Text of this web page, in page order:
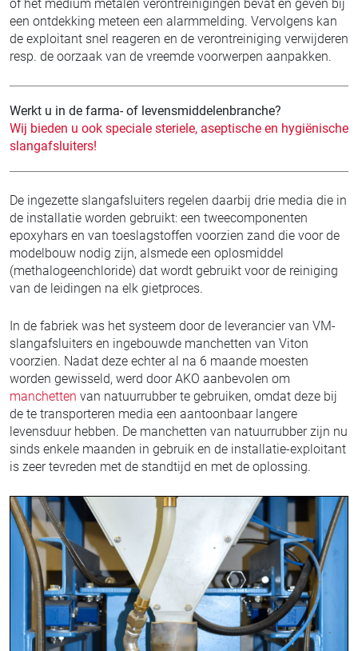
of het medium metalen verontreinigingen bevat en geven bij
een ontdekking meteen een alarmmelding. Vervolgens kan
de exploitant snel reageren en de verontreiniging verwijderen
resp. de oorzaak van de vreemde voorwerpen aanpakken.
Werkt u in de farma- of levensmiddelenbranche?
Wij bieden u ook speciale steriele, aseptische en hygiënische
slangafsluiters!
De ingezette slangafsluiters regelen daarbij drie media die in
de installatie worden gebruikt: een tweecomponenten
epoxyhars en van toeslagstoffen voorzien zand die voor de
modelbouw nodig zijn, alsmede een oplosmiddel
(methalogeenchloride) dat wordt gebruikt voor de reiniging
van de leidingen na elk gietproces.
In de fabriek was het systeem door de leverancier van VM-
slangafsluiters en ingebouwde manchetten van Viton
voorzien. Nadat deze echter al na 6 maande moesten
worden gewisseld, werd door AKO aanbevolen om
manchetten van natuurrubber te gebruiken, omdat deze bij
de te transporteren media een aantoonbaar langere
levensduur hebben. De manchetten van natuurrubber zijn nu
sinds enkele maanden in gebruik en de installatie-exploitant
is zeer tevreden met de standtijd en met de oplossing.